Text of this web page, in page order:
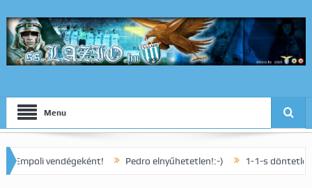
Menu
vendégeként! Pedro elnyűhetetlen!:-) 1-1-s döntetlennel